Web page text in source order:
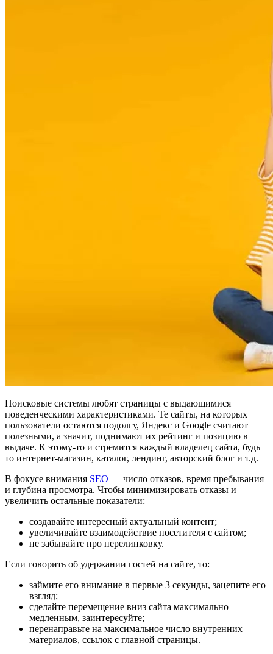
Поисковые системы любят страницы с выдающимися
поведенческими характеристиками. Те сайты, на которых
пользователи остаются подолгу, Яндекс и Google считают
полезными, а значит, поднимают их рейтинг и позицию в
выдаче. К этому-то и стремится каждый владелец сайта, будь
то интернет-магазин, каталог, лендинг, авторский блог и т.д.
В фокусе внимания SEO — число отказов, время пребывания
и глубина просмотра. Чтобы минимизировать отказы и
увеличить остальные показатели:
создавайте интересный актуальный контент;
увеличивайте взаимодействие посетителя с сайтом;
не забывайте про перелинковку.
Если говорить об удержании гостей на сайте, то:
займите его внимание в первые 3 секунды, зацепите его
взгляд;
сделайте перемещение вниз сайта максимально
медленным, заинтересуйте;
перенаправьте на максимальное число внутренних
материалов, ссылок с главной страницы.